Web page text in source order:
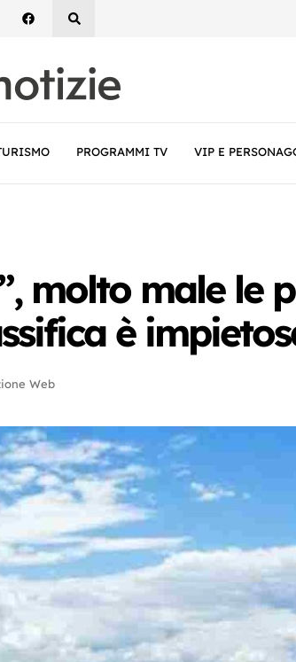
PROGRAMMI TV VIP E
molto male le
è
Web